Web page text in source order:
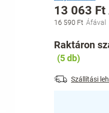
16 590 Ft
13 063 Ft
Egységár:
Raktáron
(5 db)
Szállítási